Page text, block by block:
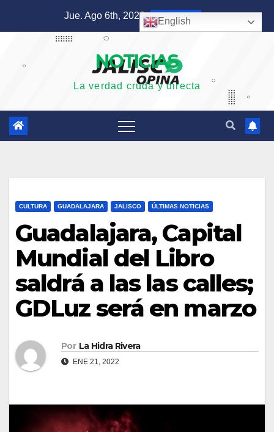
Jue. Ago 6th, 2026 5:35:24 PM
NOTICIAS
La verdad cruda y directa
CULTURA GUADALAJARA JALISCO ÚLTIMAS NOTICIAS
Guadalajara, Capital
Mundial del Libro
saldrá a las las calles;
GDLuz será en marzo
Por La Hidra Rivera
ENE 21, 2022
English